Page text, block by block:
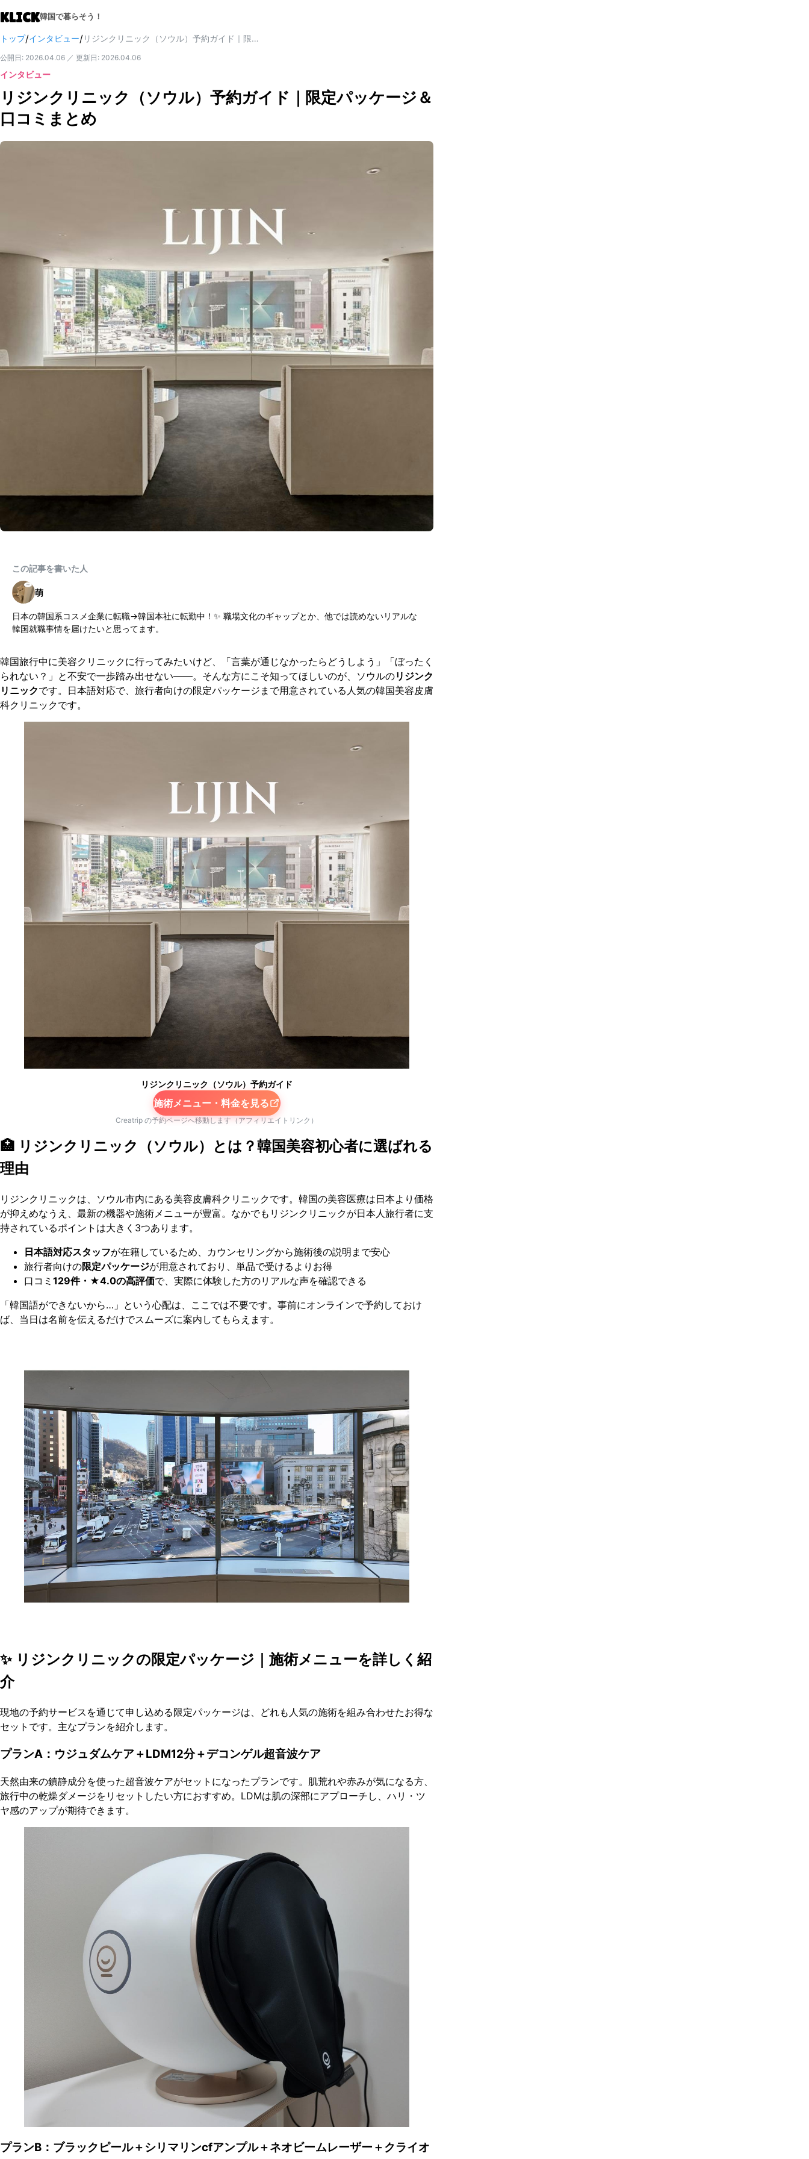
KLICK韓国で暮らそう！
トップ/インタビュー/ リジンクリニック（ソウル）予約ガイド｜限定パッケージ＆口コミまとめ
公開日 : 2026.04.06 ／ 更新日 : 2026.04.06
インタビュー
リジンクリニック（ソウル）予約ガイド｜限定パッケージ＆
口コミまとめ
この記事を書いた人
萌
日本の韓国系コスメ企業に転職->韓国本社に転勤中！✨ 職場文化のギャップとか、他では読めないリアルな
韓国就職事情を届けたいと思ってます。
韓国旅行中に美容クリニックに行ってみたいけど、「言葉が通じなかったらどうしよう」「ぼったく
られない？」と不安で一歩踏み出せない——。そんな方にこそ知ってほしいのが、ソウルのリジンク
リニックです。日本語対応で、旅行者向けの限定パッケージまで用意されている人気の韓国美容皮膚
科クリニックです。
リジンクリニック（ソウル）予約ガイド
施術メニュー・料金を見る
Creatrip の予約ページへ移動します（アフィリエイトリンク）
🏥 リジンクリニック（ソウル）とは？韓国美容初心者に選ばれる
理由
リジンクリニックは、ソウル市内にある美容皮膚科クリニックです。韓国の美容医療は日本より価格
が抑えめなうえ、最新の機器や施術メニューが豊富。なかでもリジンクリニックが日本人旅行者に支
持されているポイントは大きく3つあります。
日本語対応スタッフが在籍しているため、カウンセリングから施術後の説明まで安心
旅行者向けの限定パッケージが用意されており、単品で受けるよりお得
口コミ 129件・★4.0の高評価で、実際に体験した方のリアルな声を確認できる
「韓国語ができないから…」という心配は、ここでは不要です。事前にオンラインで予約しておけ
ば、当日は名前を伝えるだけでスムーズに案内してもらえます。
✨ リジンクリニックの限定パッケージ｜施術メニューを詳しく紹
介
現地の予約サービスを通じて申し込める限定パッケージは、どれも人気の施術を組み合わせたお得な
セットです。主なプランを紹介します。
プランA：ウジュダムケア＋LDM12分＋デコンゲル超音波ケア
天然由来の鎮静成分を使った超音波ケアがセットになったプランです。肌荒れや赤みが気になる方、
旅行中の乾燥ダメージをリセットしたい方におすすめ。LDMは肌の深部にアプローチし、ハリ・ツ
ヤ感のアップが期待できます。
プランB：ブラックピール＋シリマリンcfアンプル＋ネオビームレーザー＋クライオ